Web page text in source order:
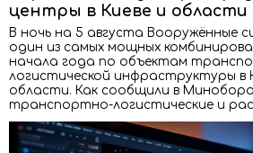
центры в Киеве и области
В ночь на 5 августа Вооружённые
один из самых мощных
начала года по объектам
логистической инфраструктуры в
области. Как сообщили в
транспортно-логистические и